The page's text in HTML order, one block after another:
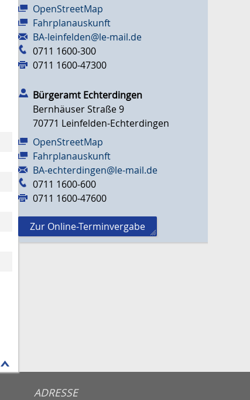
OpenStreetMap
Fahrplanauskunft
BA-leinfelden@le-mail.de
0711 1600-300
0711 1600-47300
Bürgeramt Echterdingen
Bernhäuser Straße 9
70771 Leinfelden-Echterdingen
OpenStreetMap
Fahrplanauskunft
BA-echterdingen@le-mail.de
0711 1600-600
0711 1600-47600
Zur Online-Terminvergabe
ADRESSE